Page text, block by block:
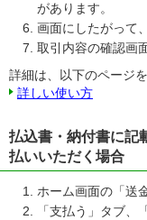
があります。
画面にしたがって
取引内容の確認画
詳細は、以下のページ
詳しい使い方
払込書・納付書に記
払いいただく場合
ホーム画面の「送
「支払う」タブ